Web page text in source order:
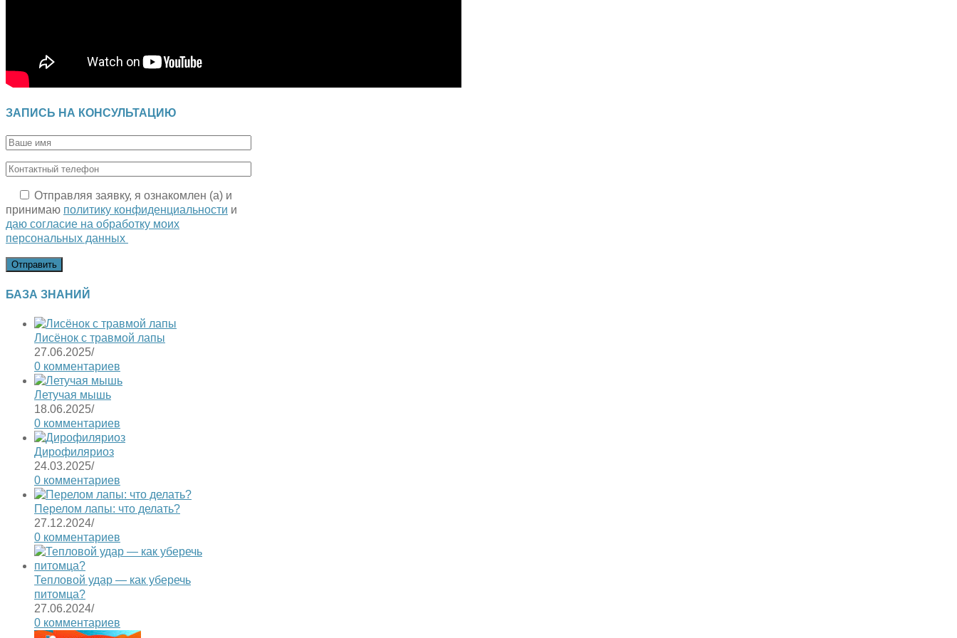
ЗАПИСЬ НА КОНСУЛЬТАЦИЮ
Отправляя заявку, я ознакомлен (а) и
принимаю политику конфиденциальности и
даю согласие на обработку моих
персональных данных
БАЗА ЗНАНИЙ
Лисёнок с травмой лапы
27.06.2025/
0 комментариев
Летучая мышь
18.06.2025/
0 комментариев
Дирофиляриоз
24.03.2025/
0 комментариев
Перелом лапы: что делать?
27.12.2024/
0 комментариев
Тепловой удар — как уберечь
питомца?
27.06.2024/
0 комментариев